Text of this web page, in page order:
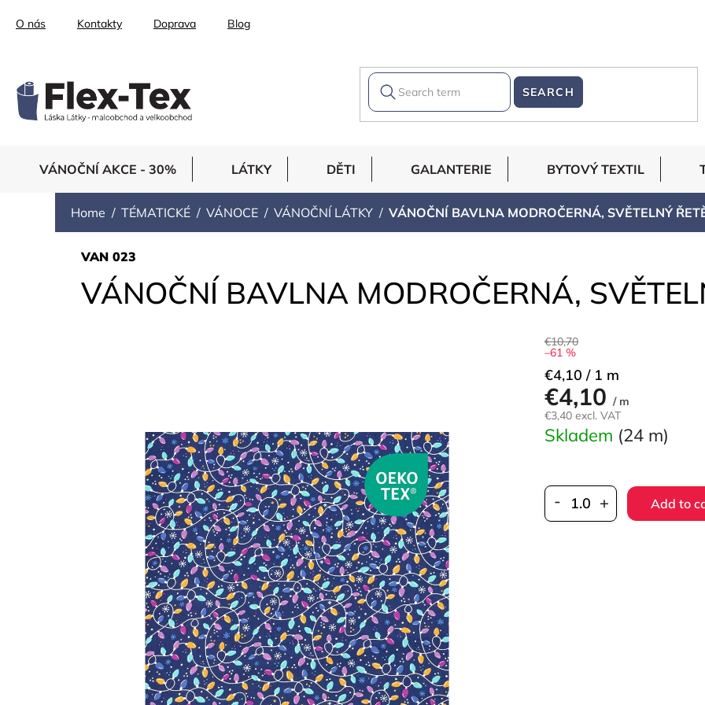
O nás Kontakty Doprava Blog
SEARCH
VÁNOČNÍ AKCE - 30% LÁTKY DĚTI GALANTERIE BYTOVÝ TEXTIL
Home TÉMATICKÉ VÁNOCE VÁNOČNÍ LÁTKY VÁNOČNÍ BAVLNA MODROČERNÁ, SVĚTELNÝ
VÁNOČNÍ BAVLNA MODROČERNÁ,
VAN 023
€10,70
–61 %
€4,10 / m
€3,40 excl. VAT
Measure
price:
€4,10 / 1 m
Skladem (24 m)
Add to